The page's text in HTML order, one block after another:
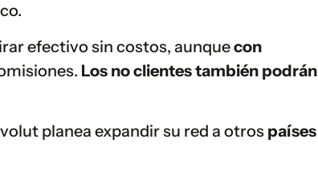
efectivo sin costos, aunquecon
Los no clientes también podrán
planea expandir su red a otros países